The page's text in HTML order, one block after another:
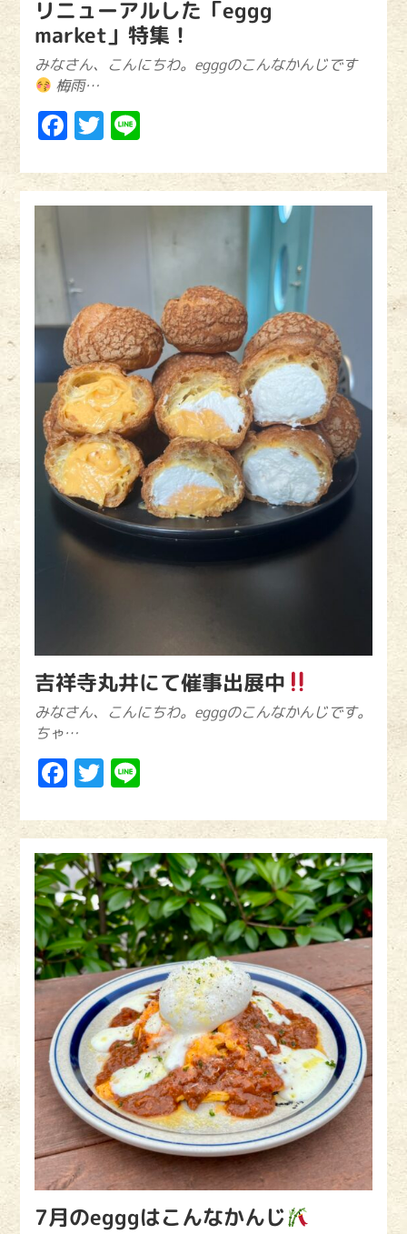
リニューアルした「eggg
market」特集！
みなさん、こんにちわ。egggのこんなかんじです
梅雨…
Facebook
Twitter
吉祥寺丸井にて催事出展中
みなさん、こんにちわ。egggのこんなかんじです。
ちゃ…
Facebook
Twitter
7月のegggはこんなかんじ